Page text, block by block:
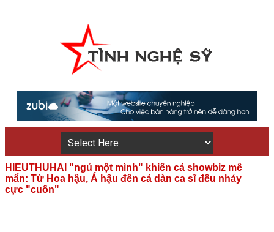
HIEUTHUHAI "ngủ một mình" khiến cả showbiz mê
mẩn: Từ Hoa hậu, Á hậu đến cả dàn ca sĩ đều nhảy
cực "cuốn"